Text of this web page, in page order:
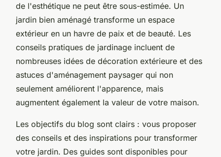
de l'esthétique ne peut être sous-estimée. Un
jardin bien aménagé transforme un espace
extérieur en un havre de paix et de beauté. Les
conseils pratiques de jardinage incluent de
nombreuses idées de décoration extérieure et des
astuces d'aménagement paysager qui non
seulement améliorent l'apparence, mais
augmentent également la valeur de votre maison.
Les objectifs du blog sont clairs : vous proposer
des conseils et des inspirations pour transformer
votre jardin. Des guides sont disponibles pour